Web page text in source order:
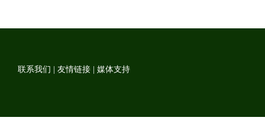
联系我们 友情链接 媒体支持